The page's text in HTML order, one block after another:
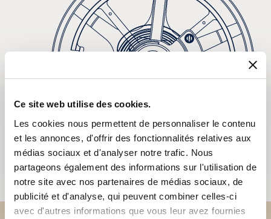
Ce site web utilise des cookies.
Les cookies nous permettent de personnaliser le contenu
et les annonces, d'offrir des fonctionnalités relatives aux
médias sociaux et d'analyser notre trafic. Nous
partageons également des informations sur l'utilisation de
notre site avec nos partenaires de médias sociaux, de
publicité et d'analyse, qui peuvent combiner celles-ci
avec d'autres informations que vous leur avez fournies